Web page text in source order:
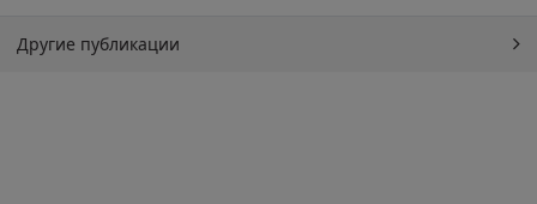
Другие публикации